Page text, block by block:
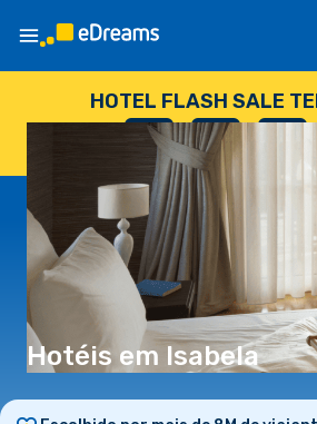
HOTEL FLASH SALE
--
DIAS
: --
HORAS
:
Hotéis em Isabela